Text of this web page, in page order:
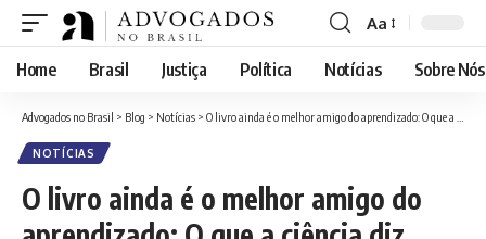
Font
Resizer
Aa
Home Brasil Justiça Política Notícias Sobre Nós
Advogados no Brasil > Blog > Notícias > O livro ainda é o melhor amigo do aprendizado: O que a ciência diz sobre leitura, retenção e desenvolvimento cognitivo?
NOTÍCIAS
O livro ainda é o melhor amigo do